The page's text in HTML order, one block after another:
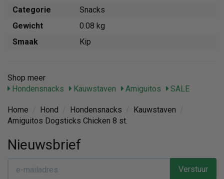
Categorie
Snacks
Gewicht
0.08 kg
Smaak
Kip
Shop meer
Hondensnacks
Kauwstaven Amiguitos SALE
Home Hond Hondensnacks Kauwstaven
Amiguitos Dogsticks Chicken 8 st.
Nieuwsbrief
Verstuur